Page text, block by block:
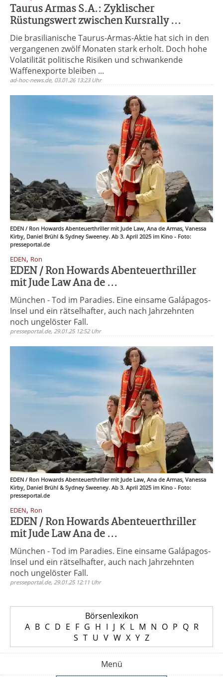
Taurus Armas S.A.: Zyklischer
Rüstungswert zwischen Kursrally ...
Die brasilianische Taurus-Armas-Aktie hat sich in den
vergangenen zwölf Monaten stark erholt. Doch hohe
Volatilität politische Risiken und schwankende
Waffenexporte bleiben ...
ad-hoc-news.de, 03.01.26 13:23 Uhr
EDEN / Ron Howards Abenteuerthriller mit Jude Law, Ana de Armas, Vanessa
Kirby, Daniel Brühl & Sydney Sweeney. Ab 3. April 2025 im Kino - Foto:
presseportal.de
EDEN, Ron
EDEN / Ron Howards Abenteuerthriller
mit Jude Law Ana de ...
München - Tod im Paradies. Eine einsame Galápagos-
Insel und ein rätselhafter, auch nach Jahrzehnten
noch ungelöster Fall.
presseportal.de, 29.01.25 12:52 Uhr
EDEN / Ron Howards Abenteuerthriller mit Jude Law, Ana de Armas, Vanessa
Kirby, Daniel Brühl & Sydney Sweeney. Ab 3. April 2025 im Kino - Foto:
presseportal.de
EDEN, Ron
EDEN / Ron Howards Abenteuerthriller
mit Jude Law Ana de ...
München - Tod im Paradies. Eine einsame Galápagos-
Insel und ein rätselhafter, auch nach Jahrzehnten
noch ungelöster Fall.
presseportal.de, 29.01.25 12:11 Uhr
Börsenlexikon
A B C D E F G H I J K L M N O P Q R
S T U V W X Y Z
Menü